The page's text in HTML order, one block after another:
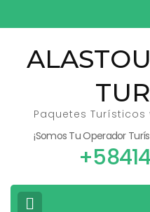
al
contenido
(presiona
Paquetes Turísticos
¡Somos Tu Operador